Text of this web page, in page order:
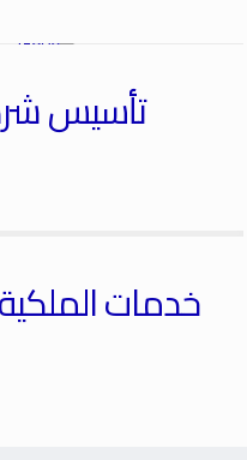
تأسيس
خدمات